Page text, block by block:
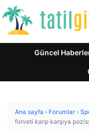
Güncel
Ana sayfa › Forumlar ›
forveti karşı karşıya